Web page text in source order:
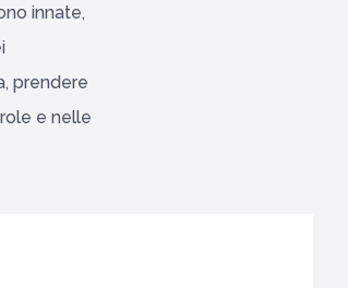
innate,
prendere
e nelle